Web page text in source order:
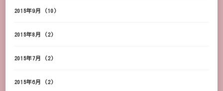
2015年9月 (10)
2015年8月 (2)
2015年7月 (2)
2015年6月 (2)